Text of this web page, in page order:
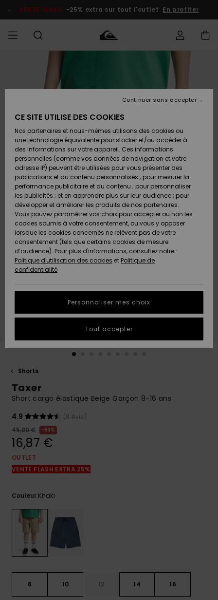
l'information
le
VENTE FLASH -25% extra sur tout l'outlet En profiter
Accessoires
Chaussures
& Tongs
Surf
Snow
Nouveautés
A
Découvrir
Accessoires
Chaussures
& Tongs
Surf
Snow
Nouveautés
A
Découvrir
FEMME
Nouveautés
A
Découvrir
Snow
SURF
Enfant
Highlights
Communauté
SNOW
Snow
Shop
Enfant
Snow
Shop
Femme
A
Découvrir
Communauté
VENTE
FLASH
Enfant
Outlet
Femme
Préférences
Langue Et
Région
Nederlands
AIDE &
CONTACT
Retours
Paiement
Carte
Cadeau
Quiksilver
Freedom
Protection
des données
Démarrez
pour obtenir
Démarrer
conversation
les plus
fréquentes et
COLLECTION
CARTE
CADEAU
LISTE DE
SOUHAITS
Shorts
Taxer
Short cargo élastique Beige Garçon 8-16 ans
4.9
(8 Avis)
45,00 €
63%
16,87 €
OUTLET
VENTE FLASH EXTRA 25%
Couleur Khaki
8 10 12 14 16
CE SITE UTILISE DES COOKIES
Nos partenaires et nous-mêmes utilisons des cookies ou
une technologie équivalente pour stocker et/ou accéder à
des informations sur votre appareil. Ces informations
personnelles (comme vos données de navigation et votre
adresse IP) peuvent être utilisées pour vous présenter des
publications et du contenu personnalisés ; pour mesurer la
performance publicitaire et du contenu ; pour personnaliser
les publicités ; et en apprendre plus sur leur audience ; pour
développer et améliorer les produits de nos partenaires.
Vous pouvez paramétrer vos choix pour accepter ou non les
cookies soumis à votre consentement, ou vous y opposer
lorsque les cookies concernés ne relèvent pas de votre
consentement (tels que certains cookies de mesure
d’audience). Pour plus d'informations, consultez notre :
Politique d'utilisation des cookies et Politique de
confidentialité
Personnaliser mes choix
Continuer sans accepter
Tout accepter